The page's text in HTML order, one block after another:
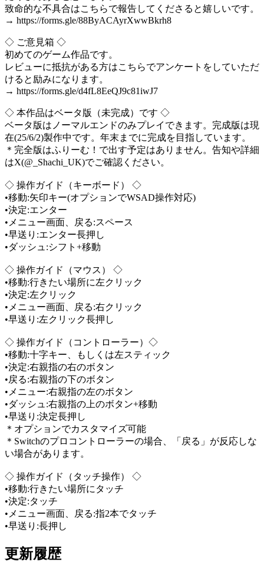
致命的な不具合はこちらで報告してくださると嬉しいです。
→ https://forms.gle/88ByACAyrXwwBkrh8
◇ ご意見箱 ◇
初めてのゲーム作品です。
レビューに抵抗がある方はこちらでアンケートをしていただ
けると励みになります。
→ https://forms.gle/d4fL8EeQJ9c81iwJ7
◇ 本作品はベータ版（未完成）です ◇
ベータ版はノーマルエンドのみプレイできます。完成版は現
在(25/6/2)製作中です。年末までに完成を目指しています。
＊完全版はふりーむ！で出す予定はありません。告知や詳細
はX(@_Shachi_UK)でご確認ください。
◇ 操作ガイド（キーボード） ◇
•移動:矢印キー(オプションでWSAD操作対応)
•決定:エンター
•メニュー画面、戻る:スペース
•早送り:エンター長押し
•ダッシュ:シフト+移動
◇ 操作ガイド（マウス） ◇
•移動:行きたい場所に左クリック
•決定:左クリック
•メニュー画面、戻る:右クリック
•早送り:左クリック長押し
◇ 操作ガイド（コントローラー）◇
•移動:十字キー、もしくは左スティック
•決定:右親指の右のボタン
•戻る:右親指の下のボタン
•メニュー:右親指の左のボタン
•ダッシュ:右親指の上のボタン+移動
•早送り:決定長押し
＊オプションでカスタマイズ可能
＊Switchのプロコントローラーの場合、「戻る」が反応しな
い場合があります。
◇ 操作ガイド（タッチ操作） ◇
•移動:行きたい場所にタッチ
•決定:タッチ
•メニュー画面、戻る:指2本でタッチ
•早送り:長押し
更新履歴